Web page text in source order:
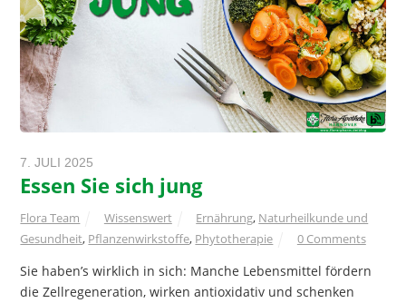
7. JULI 2025
Essen Sie sich jung
Flora Team Wissenswert Ernährung, Naturheilkunde und
Gesundheit, Pflanzenwirkstoffe, Phytotherapie 0 Comments
Sie haben’s wirklich in sich: Manche Lebensmittel fördern
die Zellregeneration, wirken antioxidativ und schenken